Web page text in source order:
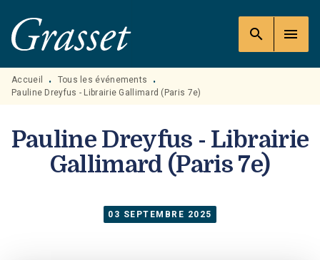
MENU RECHERCHE
PIED DE PAGE
search menu
Accueil • Tous les événements
•
Pauline Dreyfus - Librairie Gallimard (Paris 7e)
Pauline Dreyfus - Librairie
Gallimard (Paris 7e)
03 SEPTEMBRE 2025